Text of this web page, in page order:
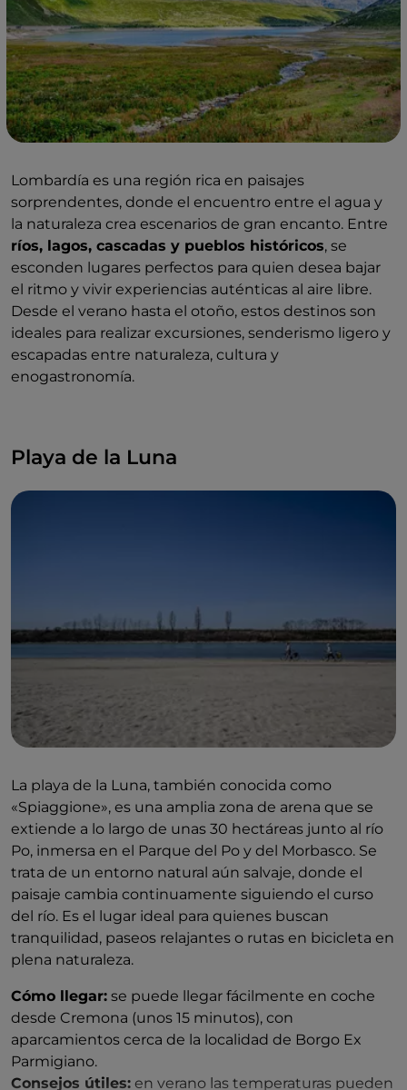
Lombardía es una región rica en paisajes
sorprendentes, donde el encuentro entre el agua y
la naturaleza crea escenarios de gran encanto. Entre
ríos, lagos, cascadas y pueblos históricos, se
esconden lugares perfectos para quien desea bajar
el ritmo y vivir experiencias auténticas al aire libre.
Desde el verano hasta el otoño, estos destinos son
ideales para realizar excursiones, senderismo ligero y
escapadas entre naturaleza, cultura y
enogastronomía.
Playa de la Luna
La playa de la Luna, también conocida como
«Spiaggione», es una amplia zona de arena que se
extiende a lo largo de unas 30 hectáreas junto al río
Po, inmersa en el Parque del Po y del Morbasco. Se
trata de un entorno natural aún salvaje, donde el
paisaje cambia continuamente siguiendo el curso
del río. Es el lugar ideal para quienes buscan
tranquilidad, paseos relajantes o rutas en bicicleta en
plena naturaleza.
Cómo llegar: se puede llegar fácilmente en coche
desde Cremona (unos 15 minutos), con
aparcamientos cerca de la localidad de Borgo Ex
Parmigiano.
Consejos útiles: en verano las temperaturas pueden